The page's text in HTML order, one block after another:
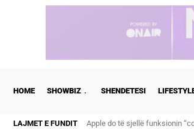
HOME SHOWBIZ SHENDETESI
LAJMET E FUNDIT Apple do të sjellë funksionin